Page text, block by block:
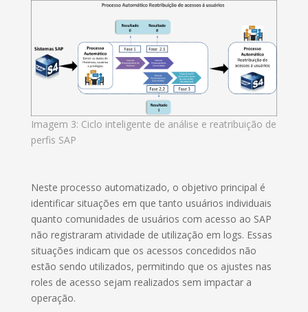
Imagem 3: Ciclo inteligente de análise e reatribuição de
perfis SAP
Neste processo automatizado, o objetivo principal é
identificar situações em que tanto usuários individuais
quanto comunidades de usuários com acesso ao SAP
não registraram atividade de utilização em logs. Essas
situações indicam que os acessos concedidos não
estão sendo utilizados, permitindo que os ajustes nas
roles de acesso sejam realizados sem impactar a
operação.